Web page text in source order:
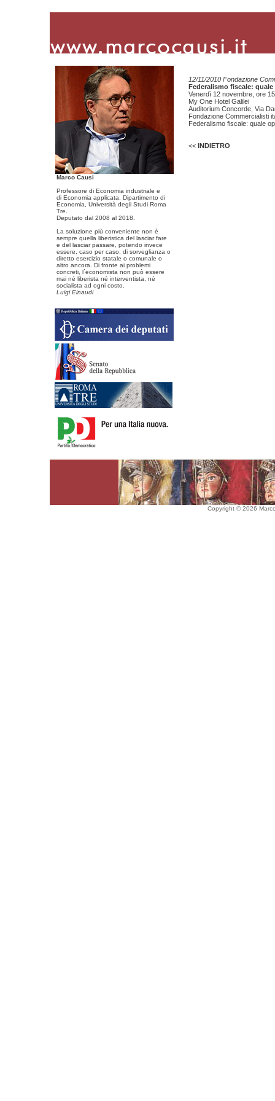
Marco Causi
Professore di Economia industriale e
di Economia applicata, Dipartimento di
Economia, Università degli Studi Roma
Tre.
Deputato dal 2008 al 2018.
La soluzione più conveniente non è
sempre quella liberistica del lasciar fare
e del lasciar passare, potendo invece
essere, caso per caso, di sorveglianza o
diretto esercizio statale o comunale o
altro ancora. Di fronte ai problemi
concreti, l´economista non può essere
mai né liberista né interventista, né
socialista ad ogni costo.
Luigi Einaudi
12/11/2010 Fondazione
Federalismo fiscale:
Venerdì 12 novembre, ore
My One Hotel Galilei
Auditorium Concorde, Via
Fondazione Commercialisti
Federalismo fiscale: quale
<< INDIETRO
Copyright © 2026